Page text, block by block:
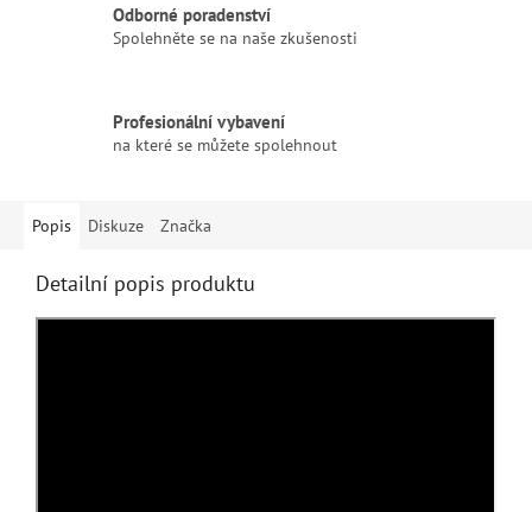
Odborné poradenství
Spolehněte se na naše zkušenosti
Profesionální vybavení
na které se můžete spolehnout
Popis Diskuze Značka
Detailní popis produktu